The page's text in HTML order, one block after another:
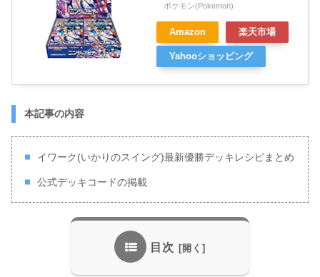
ポケモン(Pokemon)
Amazon 楽天市場
Yahooショッピング
本記事の内容
イワーク(いかりのスイング)最新優勝デッキレシピまとめ
公式デッキコードの掲載
目次